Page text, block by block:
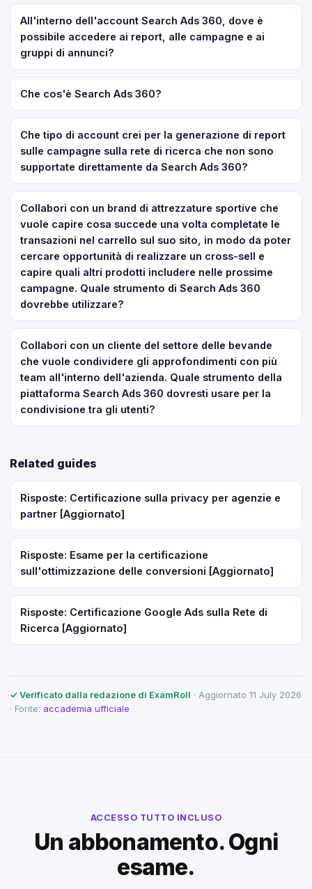
All'interno dell'account Search Ads 360, dove è
possibile accedere ai report, alle campagne e ai
gruppi di annunci?
Che cos'è Search Ads 360?
Che tipo di account crei per la generazione di report
sulle campagne sulla rete di ricerca che non sono
supportate direttamente da Search Ads 360?
Collabori con un brand di attrezzature sportive che
vuole capire cosa succede una volta completate le
transazioni nel carrello sul suo sito, in modo da poter
cercare opportunità di realizzare un cross-sell e
capire quali altri prodotti includere nelle prossime
campagne. Quale strumento di Search Ads 360
dovrebbe utilizzare?
Collabori con un cliente del settore delle bevande
che vuole condividere gli approfondimenti con più
team all'interno dell'azienda. Quale strumento della
piattaforma Search Ads 360 dovresti usare per la
condivisione tra gli utenti?
Related guides
Risposte: Certificazione sulla privacy per agenzie e
partner [Aggiornato]
Risposte: Esame per la certificazione
sull'ottimizzazione delle conversioni [Aggiornato]
Risposte: Certificazione Google Ads sulla Rete di
Ricerca [Aggiornato]
✓ Verificato dalla redazione di ExamRoll · Aggiornato 11 July 2026
· Fonte: accademia ufficiale
ACCESSO TUTTO INCLUSO
Un abbonamento. Ogni
esame.